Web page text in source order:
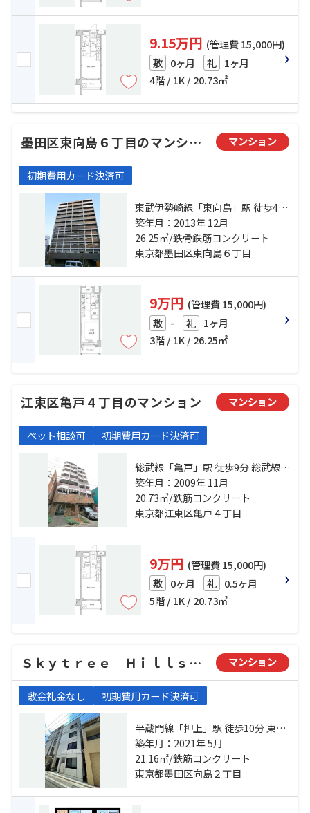
9.15万円 (管理費 15,000円)
敷 0ヶ月 礼 1ヶ月
4階 / 1K / 20.73㎡
墨田区東向島６丁目のマンション マンション
初期費用カード決済可
東武伊勢崎線「東向島」駅 徒歩4分
京成押上線「京成曳舟」駅 徒歩8分
半蔵門線「押上」駅 徒歩24分
築年月：2013年 12月
26.25㎡/鉄骨鉄筋コンクリート
東京都墨田区東向島６丁目
9万円 (管理費 15,000円)
敷 - 礼 1ヶ月
3階 / 1K / 26.25㎡
江東区亀戸４丁目のマンション マンション
ペット相談可 初期費用カード決済可
総武線「亀戸」駅 徒歩9分 総武線
「錦糸町」駅 徒歩21分 半蔵門線
「押上」駅 徒歩23分
築年月：2009年 11月
20.73㎡/鉄筋コンクリート
東京都江東区亀戸４丁目
9万円 (管理費 15,000円)
敷 0ヶ月 礼 0.5ヶ月
5階 / 1K / 20.73㎡
Ｓｋｙｔｒｅｅ Ｈｉｌｌｓ Ｍａｒｉｋｏ マンション
敷金礼金なし 初期費用カード決済可
半蔵門線「押上」駅 徒歩10分 東武
伊勢崎線「東京スカイツリー」
駅 徒歩10分 銀座線「浅草」駅 徒歩
18分
築年月：2021年 5月
21.16㎡/鉄筋コンクリート
東京都墨田区向島２丁目